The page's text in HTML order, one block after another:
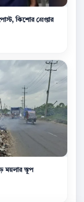
কিশোর গ্রেপ্তার
ময়লার স্তূপ